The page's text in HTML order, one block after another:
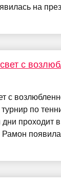
на
с
с
по
дни проходит
Рамон